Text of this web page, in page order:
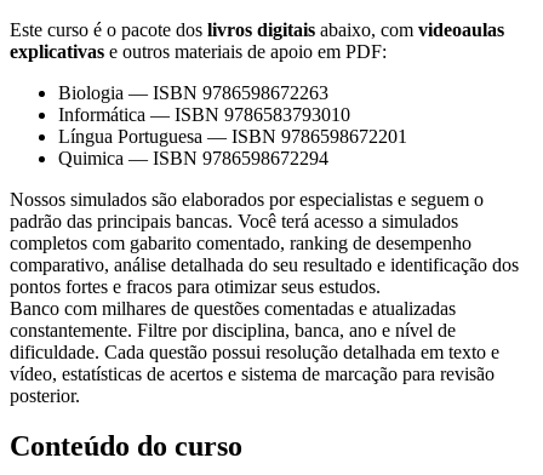
Este curso é o pacote dos livros digitais abaixo, com videoaulas
explicativas e outros materiais de apoio em PDF:
Biologia — ISBN 9786598672263
Informática — ISBN 9786583793010
Língua Portuguesa — ISBN 9786598672201
Quimica — ISBN 9786598672294
Nossos simulados são elaborados por especialistas e seguem o
padrão das principais bancas. Você terá acesso a simulados
completos com gabarito comentado, ranking de desempenho
comparativo, análise detalhada do seu resultado e identificação dos
pontos fortes e fracos para otimizar seus estudos.
Banco com milhares de questões comentadas e atualizadas
constantemente. Filtre por disciplina, banca, ano e nível de
dificuldade. Cada questão possui resolução detalhada em texto e
vídeo, estatísticas de acertos e sistema de marcação para revisão
posterior.
Conteúdo do curso